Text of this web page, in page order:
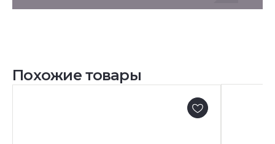
Похожие товары